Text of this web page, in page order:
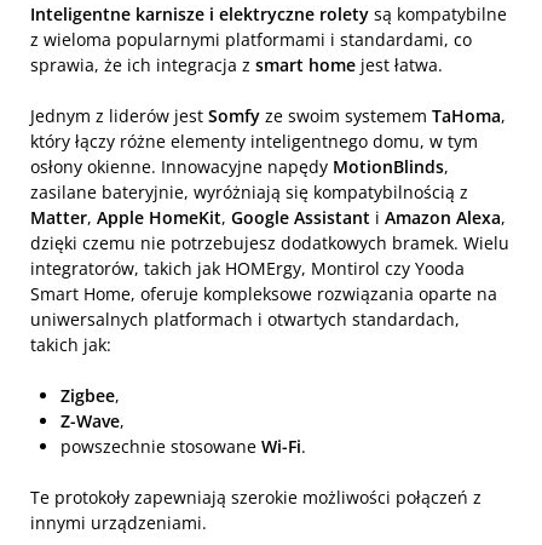
Inteligentne karnisze i elektryczne rolety są kompatybilne
z wieloma popularnymi platformami i standardami, co
sprawia, że ich integracja z smart home jest łatwa.
Jednym z liderów jest Somfy ze swoim systemem TaHoma,
który łączy różne elementy inteligentnego domu, w tym
osłony okienne. Innowacyjne napędy MotionBlinds,
zasilane bateryjnie, wyróżniają się kompatybilnością z
Matter, Apple HomeKit, Google Assistant i Amazon Alexa,
dzięki czemu nie potrzebujesz dodatkowych bramek. Wielu
integratorów, takich jak HOMErgy, Montirol czy Yooda
Smart Home, oferuje kompleksowe rozwiązania oparte na
uniwersalnych platformach i otwartych standardach,
takich jak:
Zigbee,
Z-Wave,
powszechnie stosowane Wi-Fi.
Te protokoły zapewniają szerokie możliwości połączeń z
innymi urządzeniami.